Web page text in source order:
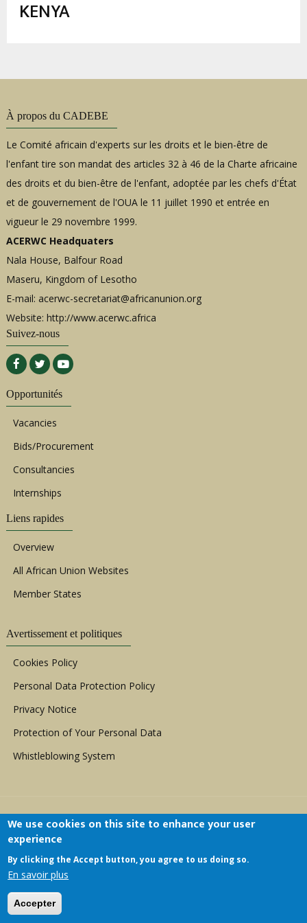
KENYA
À propos du CADEBE
Le Comité africain d'experts sur les droits et le bien-être de
l'enfant tire son mandat des articles 32 à 46 de la Charte africaine
des droits et du bien-être de l'enfant, adoptée par les chefs d'État
et de gouvernement de l'OUA le 11 juillet 1990 et entrée en
vigueur le 29 novembre 1999.
ACERWC Headquaters
Nala House, Balfour Road
Maseru, Kingdom of Lesotho
E-mail: acerwc-secretariat@africanunion.org
Website: http://www.acerwc.africa
Suivez-nous
Opportunités
Vacancies
Bids/Procurement
Consultancies
Internships
Liens rapides
Overview
All African Union Websites
Member States
Avertissement et politiques
Cookies Policy
Personal Data Protection Policy
Privacy Notice
Protection of Your Personal Data
Whistleblowing System
Copyright © 1999 - 2026 |ACERWC - African
We use cookies on this site to enhance your user
experience
By clicking the Accept button, you agree to us doing so.
En savoir plus
Accepter